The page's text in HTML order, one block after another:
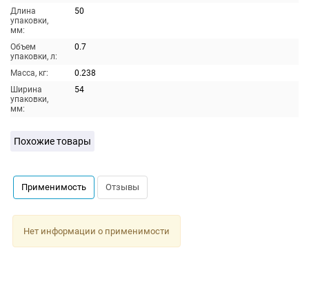
Длина
упаковки,
мм:
50
Объем
упаковки, л:
0.7
Масса, кг:
0.238
Ширина
упаковки,
мм:
54
Похожие товары
Применимость Отзывы
Нет информации о применимости